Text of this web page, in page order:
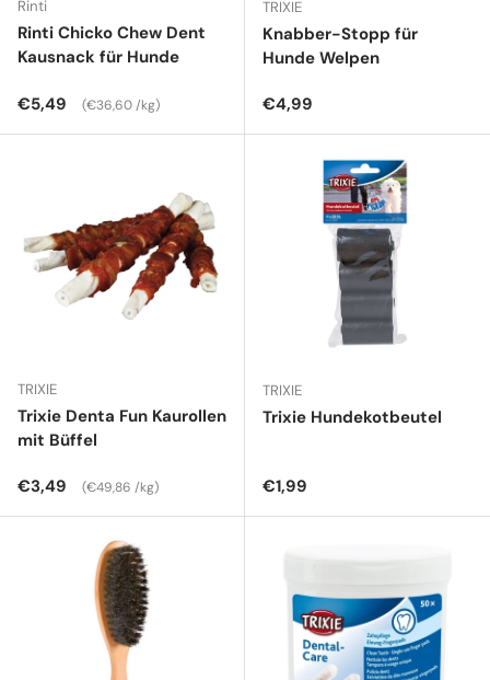
Rinti
Rinti Chicko Chew Dent
Kausnack für Hunde
Normaler Preis
€5,49 Grundpreis
€36,60 /kg
TRIXIE
Knabber-Stopp für
Hunde Welpen
Normaler Preis
€4,99
TRIXIE
Trixie Denta Fun Kaurollen
mit Büffel
Normaler Preis
€3,49 Grundpreis
€49,86 /kg
TRIXIE
Trixie Hundekotbeutel
Normaler Preis
€1,99